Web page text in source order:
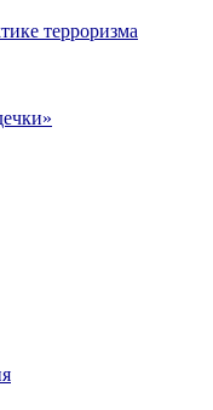
терроризма